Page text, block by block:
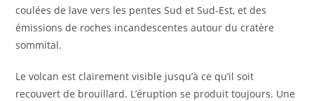
coulées de lave vers les pentes Sud et Sud-Est, et des
émissions de roches incandescentes autour du cratère
sommital.
Le volcan est clairement visible jusqu’à ce qu’il soit
recouvert de brouillard. L’éruption se produit toujours. Une